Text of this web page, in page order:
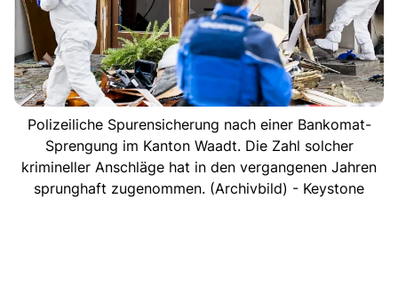
Polizeiliche Spurensicherung nach einer Bankomat-
Sprengung im Kanton Waadt. Die Zahl solcher
krimineller Anschläge hat in den vergangenen Jahren
sprunghaft zugenommen. (Archivbild) - Keystone